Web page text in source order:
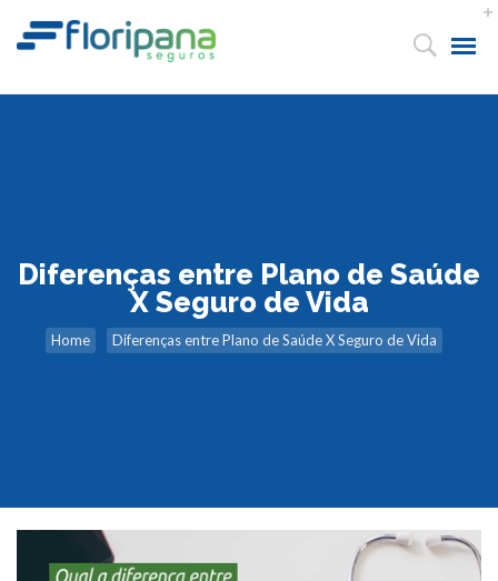
Diferenças entre Plano de Saúde
X Seguro de Vida
Home Diferenças entre Plano de Saúde X Seguro de Vida